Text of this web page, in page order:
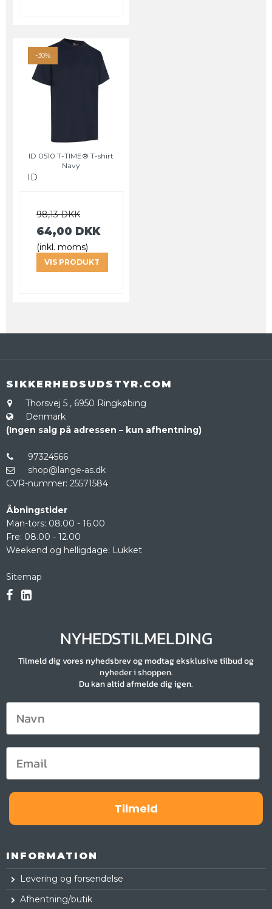
-30%
ID 0510 T-TIME® T-shirt
Navy
ID
98,13 DKK
64,00 DKK
(inkl. moms)
VIS PRODUKT
SIKKERHEDSUDSTYR.COM
Thorsvej 5 , 6950 Ringkøbing
Denmark
(Ingen salg på adressen – kun afhentning)
97324566
shop@lange-as.dk
CVR-nummer: 25571584
Åbningstider
Man-tors: 08.00 - 16.00
Fre: 08.00 - 12.00
Weekend og helligdage: Lukket
Sitemap
NYHEDSTILMELDING
Tilmeld dig vores nyhedsbrev og modtag eksklusive tilbud og
nyheder i shoppen.
Du kan altid afmelde dig igen.
Tilmeld
INFORMATION
Levering og forsendelse
Afhentning/butik